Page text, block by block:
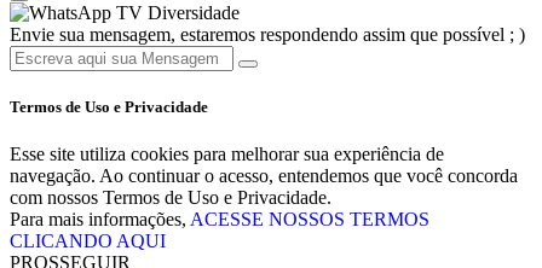
TV Diversidade
Envie sua mensagem, estaremos respondendo assim que possível ; )
Termos de Uso e Privacidade
Esse site utiliza cookies para melhorar sua experiência de
navegação. Ao continuar o acesso, entendemos que você concorda
com nossos Termos de Uso e Privacidade.
Para mais informações, ACESSE NOSSOS TERMOS
CLICANDO AQUI
PROSSEGUIR